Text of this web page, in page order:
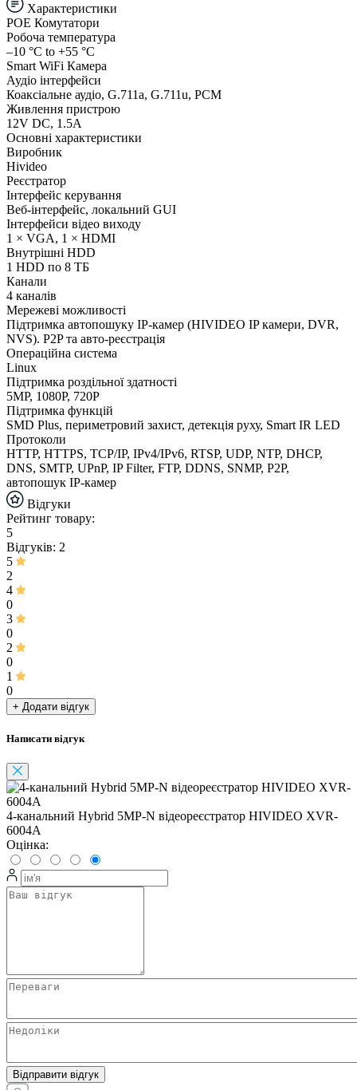
Характеристики
POE Комутатори
Робоча температура
–10 °C to +55 °C
Smart WiFi Камера
Аудіо інтерфейси
Коаксіальне аудіо, G.711a, G.711u, PCM
Живлення пристрою
12V DC, 1.5A
Основні характеристики
Виробник
Hivideo
Реєстратор
Інтерфейс керування
Веб-інтерфейс, локальний GUI
Інтерфейси відео виходу
1 × VGA, 1 × HDMI
Внутрішні HDD
1 HDD по 8 ТБ
Канали
4 каналів
Мережеві можливості
Підтримка автопошуку IP-камер (HIVIDEO IP камери, DVR,
NVS). P2P та авто-реєстрація
Операційна система
Linux
Підтримка роздільної здатності
5MP, 1080P, 720P
Підтримка функцій
SMD Plus, периметровий захист, детекція руху, Smart IR LED
Протоколи
HTTP, HTTPS, TCP/IP, IPv4/IPv6, RTSP, UDP, NTP, DHCP,
DNS, SMTP, UPnP, IP Filter, FTP, DDNS, SNMP, P2P,
автопошук IP-камер
Відгуки
Рейтинг товару:
5
Відгуків: 2
5
2
4
0
3
0
2
0
1
0
+ Додати відгук
Написати відгук
4-канальний Hybrid 5MP-N відеореєстратор HIVIDEO XVR-
6004A
Оцінка:
Відправити відгук